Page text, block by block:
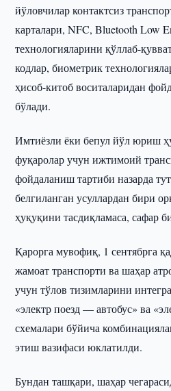
йўловчилар контактсиз
карталари, NFC, Bluetooth Low
технологияларини қўллаб-
кодлар, биометрик
ҳисоб-китоб воситаларидан
бўлади.
Имтиёзли ёки бепул йўл юриш
фуқаролар учун ижтимоий
фойдаланиш тартиби назарда
белгиланган усуллардан бири
ҳуқуқини тасдиқламаса, сафар
Қарорга мувофиқ, 1 сентябрга
жамоат транспорти ва шаҳар
учун тўлов тизимларини
«электр поезд — автобус» ва
схемалари бўйича
этиш вазифаси юклатилди.
Бундан ташқари, шаҳар